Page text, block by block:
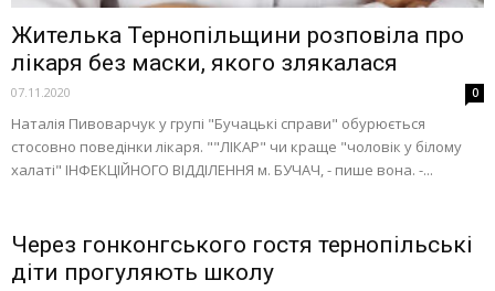
Жителька Тернопільщини розповіла про
лікаря без маски, якого злякалася
07.11.2020 0
Наталія Пивоварчук у групі "Бучацькі справи" обурюється
стосовно поведінки лікаря. ""ЛІКАР" чи краще "чоловік у білому
халаті" ІНФЕКЦІЙНОГО ВІДДІЛЕННЯ м. БУЧАЧ, - пише вона. -...
Через гонконгського гостя тернопільські
діти прогуляють школу